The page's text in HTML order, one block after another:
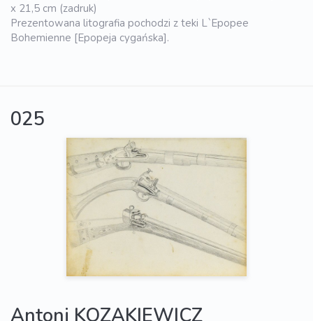
x 21,5 cm (zadruk)
Prezentowana litografia pochodzi z teki L`Epopee
Bohemienne [Epopeja cygańska].
025